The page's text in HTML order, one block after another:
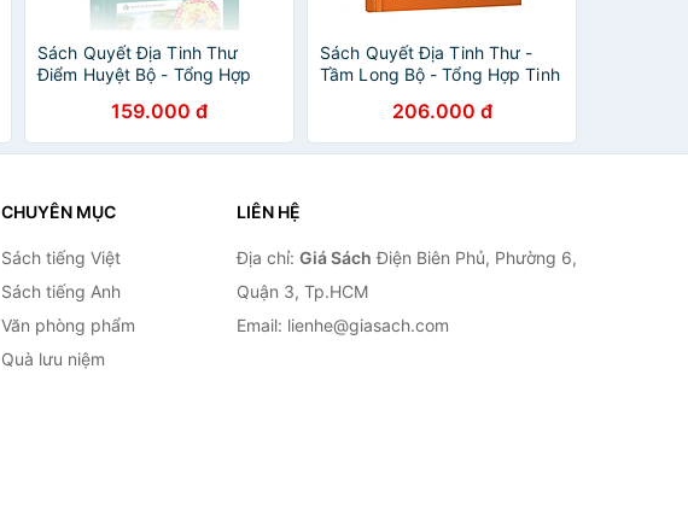
Sách Quyết Địa Tinh Thư
Điểm Huyệt Bộ - Tổng Hợp
Trân Tàng Bí Ẩn (Tập 1)
159.000 đ
Sách Quyết Địa Tinh Thư -
Tầm Long Bộ - Tổng Hợp Tinh
Tàng Bí Bản (Tập 1)
206.000 đ
CHUYÊN MỤC
Sách tiếng Việt
Sách tiếng Anh
Văn phòng phẩm
Quà lưu niệm
LIÊN HỆ
Địa chỉ: Giá Sách Điện Biên Phủ, Phường 6,
Quận 3, Tp.HCM
Email: lienhe@giasach.com